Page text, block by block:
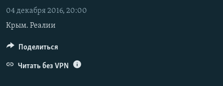
навигации
Вернутся
поиску
КАРТА ВОЕННЫХ ОБЪЕКТОВ КРЫМА
11 ЛЕТ ОККУПАЦИИ КРЫМА. 11 ИСТОРИЙ СОПРОТИВЛЕНИЯ
ИСТОРИЯ
ЕЩЕ
ИНТЕРАКТИВ
ИНФОГРАФИКА
РАДІО СВОБОДА
КАК ОБОЙТИ БЛОКИРОВКУ
04 декабря 2016, 20:00
Крым. Реалии
Поделиться
Читать без VPN